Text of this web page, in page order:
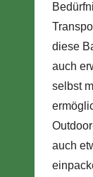
diese
auch
selbst
auch